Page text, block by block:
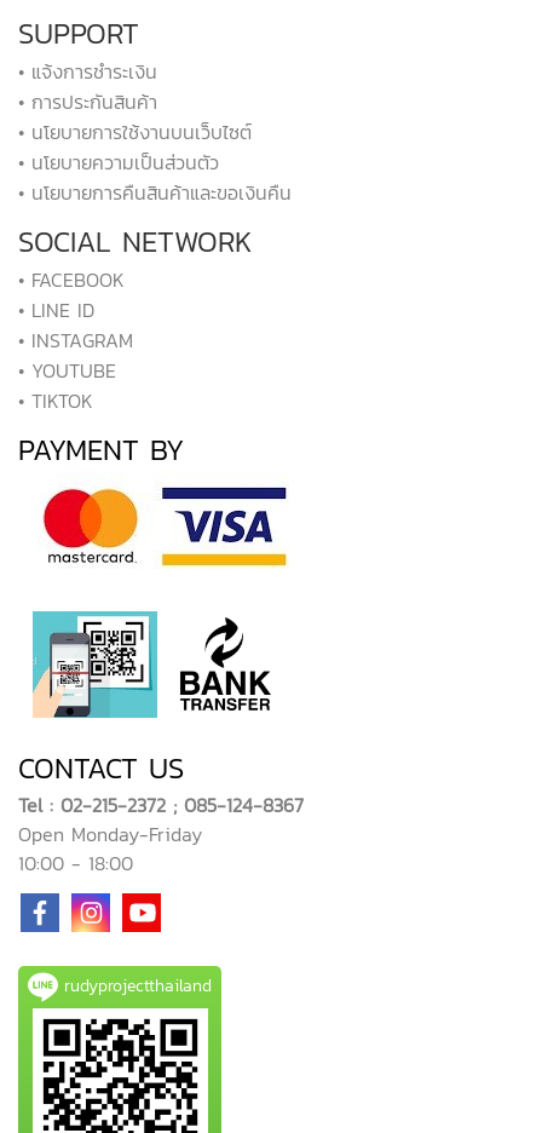
SUPPORT
• แจ้งการชำระเงิน
• การประกันสินค้า
• นโยบายการใช้งานบนเว็บไซต์
• นโยบายความเป็นส่วนตัว
• นโยบายการคืนสินค้าและขอเงินคืน
SOCIAL NETWORK
• FACEBOOK
• LINE ID
• INSTAGRAM
• YOUTUBE
• TIKTOK
PAYMENT BY
CONTACT US
Tel : 02-215-2372 ; 085-124-8367
Open Monday-Friday
10:00 - 18:00
rudyprojectthailand